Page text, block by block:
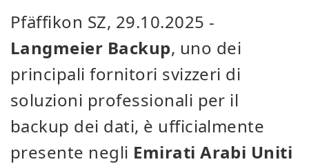
Pfäffikon SZ, 29.10.2025 -
Langmeier Backup, uno dei
principali fornitori svizzeri di
soluzioni professionali per il
backup dei dati, è ufficialmente
presente negli Emirati Arabi Uniti